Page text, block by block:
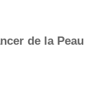
de la Peau